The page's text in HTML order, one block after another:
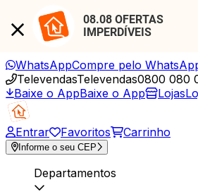
08.08 OFERTAS
IMPERDÍVEIS
WhatsAppCompre pelo
TelevendasTelevendas0800 080
Baixe o AppBaixe o App Lojas
Entrar Favoritos Carrinho
Informe o seu CEP
Departamentos